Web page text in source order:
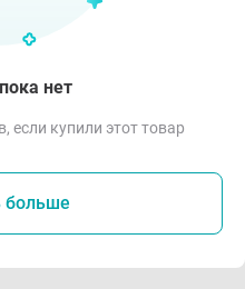
нет
если купили этот товар
больше